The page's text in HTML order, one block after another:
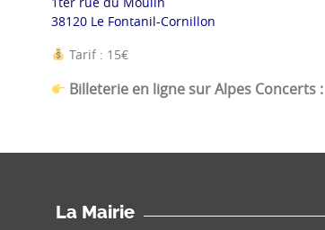
38120 Le Fontanil-Cornillon
Tarif : 15€
Billeterie en ligne sur Alpes Concerts
La Mairie